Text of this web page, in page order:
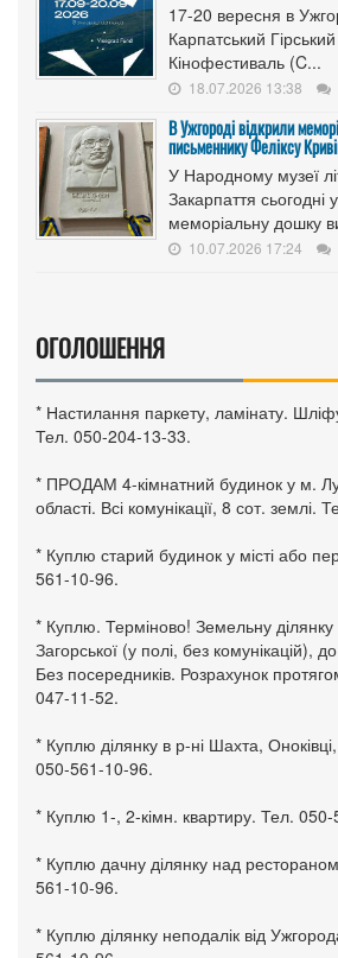
17-20 вересня в
Карпатський
Кінофестиваль (C...
18.07.2026 13:38
В Ужгороді відкрили
письменнику Феліксу
У Народному музеї
Закарпаття сьогодні
меморіальну дошку
10.07.2026 17:24
ОГОЛОШЕННЯ
* Настилання паркету, ламінату.
Тел. 050-204-13-33.
* ПРОДАМ 4-кімнатний будинок у м.
області. Всі комунікації, 8 сот.
* Куплю старий будинок у місті або
561-10-96.
* Куплю. Терміново! Земельну ділянку
Загорської (у полі, без комунікацій),
Без посередників. Розрахунок
047-11-52.
* Куплю ділянку в р-ні Шахта,
050-561-10-96.
* Куплю 1-, 2-кімн. квартиру. Тел.
* Куплю дачну ділянку над рестораном
561-10-96.
* Куплю ділянку неподалік від